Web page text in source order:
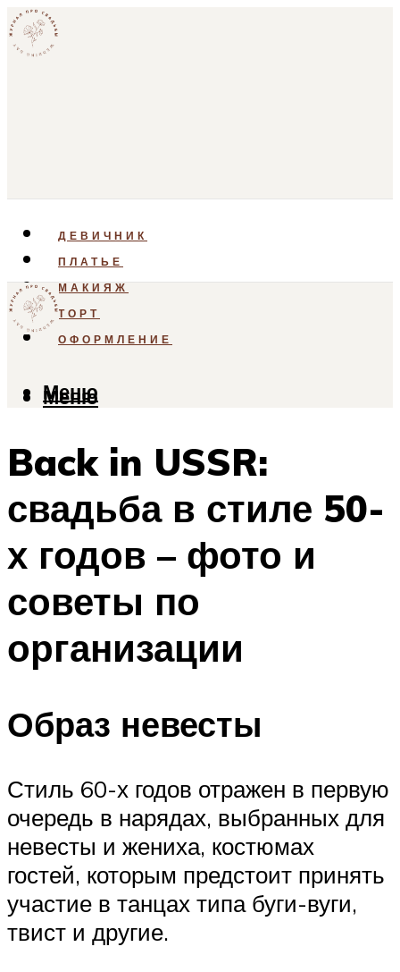
ДЕВИЧНИК
ПЛАТЬЕ
МАКИЯЖ
ТОРТ
ОФОРМЛЕНИЕ
Меню
Меню
Back in USSR:
свадьба в стиле 50-
х годов – фото и
советы по
организации
Образ невесты
Стиль 60-х годов отражен в первую
очередь в нарядах, выбранных для
невесты и жениха, костюмах
гостей, которым предстоит принять
участие в танцах типа буги-вуги,
твист и другие.